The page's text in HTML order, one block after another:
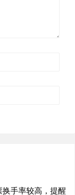
手率较高，提醒